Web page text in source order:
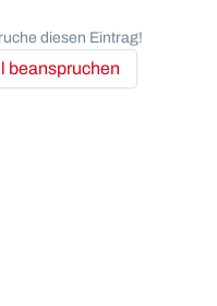
diesen Eintrag!
beanspruchen